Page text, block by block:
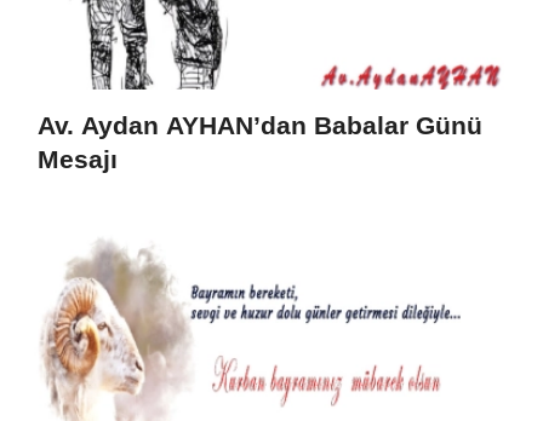
Av. Aydan AYHAN’dan Babalar Günü
Mesajı